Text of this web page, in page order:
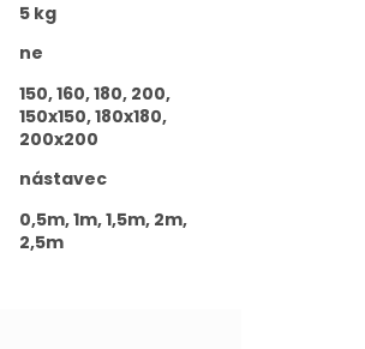
5 kg
ne
150, 160, 180, 200,
150x150, 180x180,
200x200
nástavec
0,5m, 1m, 1,5m, 2m,
2,5m